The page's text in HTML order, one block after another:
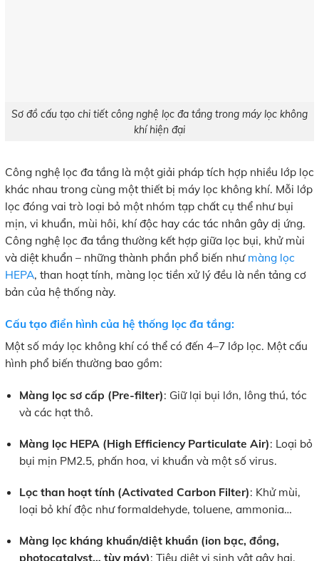
Sơ đồ cấu tạo chi tiết công nghệ lọc đa tầng trong máy lọc không
khí hiện đại
Công nghệ lọc đa tầng là một giải pháp tích hợp nhiều lớp lọc
khác nhau trong cùng một thiết bị máy lọc không khí. Mỗi lớp
lọc đóng vai trò loại bỏ một nhóm tạp chất cụ thể như bụi
mịn, vi khuẩn, mùi hôi, khí độc hay các tác nhân gây dị ứng.
Công nghệ lọc đa tầng thường kết hợp giữa lọc bụi, khử mùi
và diệt khuẩn – những thành phần phổ biến như màng lọc
HEPA, than hoạt tính, màng lọc tiền xử lý đều là nền tảng cơ
bản của hệ thống này.
Cấu tạo điển hình của hệ thống lọc đa tầng:
Một số máy lọc không khí có thể có đến 4–7 lớp lọc. Một cấu
hình phổ biến thường bao gồm:
Màng lọc sơ cấp (Pre-filter): Giữ lại bụi lớn, lông thú, tóc
và các hạt thô.
Màng lọc HEPA (High Efficiency Particulate Air): Loại bỏ
bụi mịn PM2.5, phấn hoa, vi khuẩn và một số virus.
Lọc than hoạt tính (Activated Carbon Filter): Khử mùi,
loại bỏ khí độc như formaldehyde, toluene, ammonia…
Màng lọc kháng khuẩn/diệt khuẩn (ion bạc, đồng,
photocatalyst… tùy máy): Tiêu diệt vi sinh vật gây hại.